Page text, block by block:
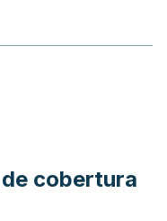
de cobertura